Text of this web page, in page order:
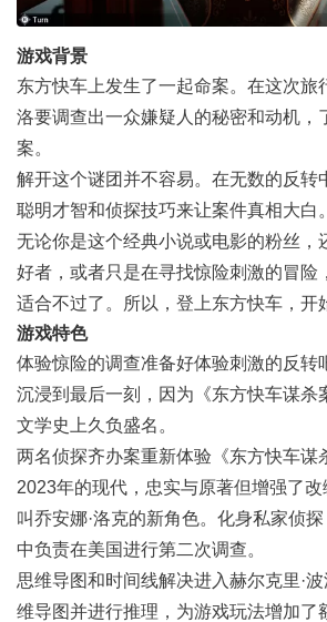
游戏背景
东方快车上发生了一起命案。在这次旅
洛要调查出一众嫌疑人的秘密和动机，
案。
解开这个谜团并不容易。在无数的反转
聪明才智和侦探技巧来让案件真相大白。
无论你是这个经典小说或电影的粉丝，
好者，或者只是在寻找惊险刺激的冒险
适合不过了。所以，登上东方快车，开
游戏特色
体验惊险的调查准备好体验刺激的反转
沉浸到最后一刻，因为《东方快车谋杀
文学史上久负盛名。
两名侦探齐办案重新体验《东方快车谋
2023年的现代，忠实与原著但增强了
叫乔安娜·洛克的新角色。化身私家侦
中负责在美国进行第二次调查。
思维导图和时间线解决进入赫尔克里·
维导图并进行推理，为游戏玩法增加了